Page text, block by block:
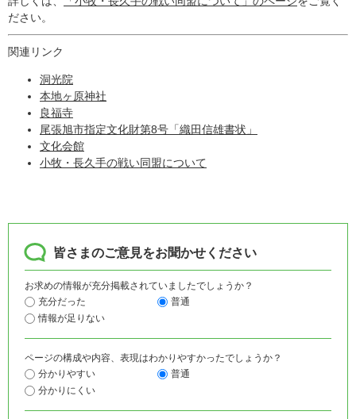
ださい。
関連リンク
洞光院
本地ヶ原神社
良福寺
尾張旭市指定文化財第8号「織田信雄書状」
文化会館
小牧・長久手の戦い同盟について
皆さまのご意見をお聞かせください
お求めの情報が充分掲載されていましたでしょうか？
充分だった
普通
情報が足りない
ページの構成や内容、表現はわかりやすかったでしょうか？
分かりやすい
普通
分かりにくい